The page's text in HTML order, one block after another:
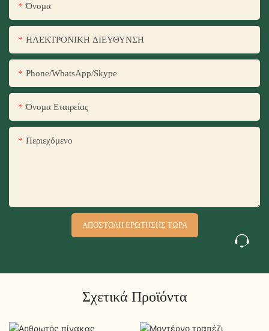
Όνομα
ΗΛΕΚΤΡΟΝΙΚΗ ΔΙΕΥΘΥΝΣΗ
Phone/WhatsApp/Skype
Όνομα Εταιρείας
Περιεχόμενο
ΑΠΟΣΤΟΛΉ ΕΡΏΤΗΣΗΣ ΤΏΡΑ
Σχετικά Προϊόντα